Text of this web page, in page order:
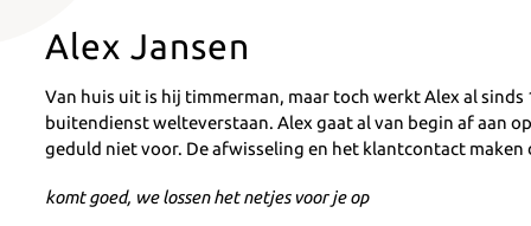
Alex Jansen
Van huis uit is hij timmerman, maar toch werkt Alex al
buitendienst welteverstaan. Alex gaat al van begin af aan
geduld niet voor. De afwisseling en het klantcontact
komt goed, we lossen het netjes voor je op